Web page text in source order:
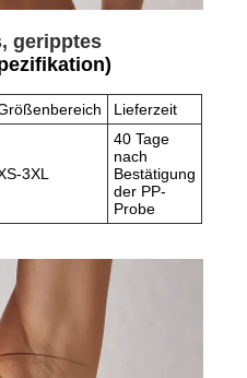
geripptes
Lieferzeit
3XL
40 Tage
nach
Bestätigung
der PP-
Probe